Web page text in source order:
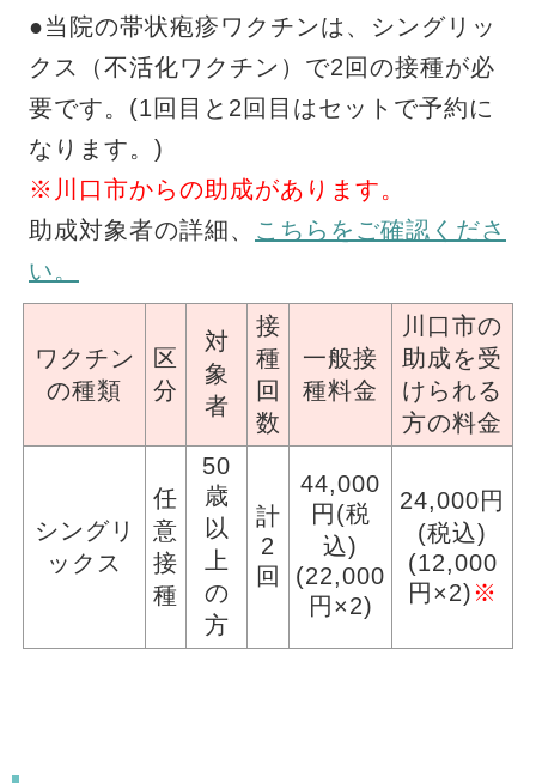
●当院の帯状疱疹ワクチンは、シングリッ
クス（不活化ワクチン）で2回の接種が必
要です。(1回目と2回目はセットで予約に
なります。)
※川口市からの助成があります。
助成対象者の詳細、 こちらをご確認くださ
い。
ワクチン
の種類
区
分
対
象
者
接
種
回
数
一般接
種料金
川口市の
助成を受
けられる
方の料金
シングリ
ックス
任
意
接
種
50
歳
以
上
の
方
計
2
回
44,000
円(税
込)
(22,000
円×2)
24,000円
(税込)
(12,000
円×2)※